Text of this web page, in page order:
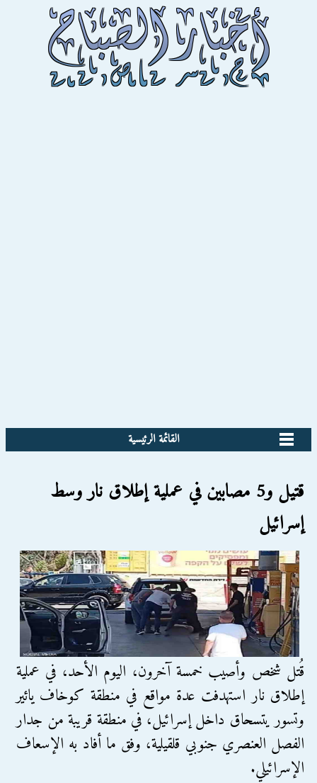
القائمة الرئيسية
قتيل و5 مصابين في عملية إطلاق نار وسط
إسرائيل
قُتل شخص وأصيب خمسة آخرون، اليوم الأحد، في عملية
إطلاق نار استهدفت عدة مواقع في منطقة كوخاف يائير
وتسور يتسحاق داخل إسرائيل، في منطقة قريبة من جدار
الفصل العنصري جنوبي قلقيلية، وفق ما أفاد به الإسعاف
الإسرائيلي.